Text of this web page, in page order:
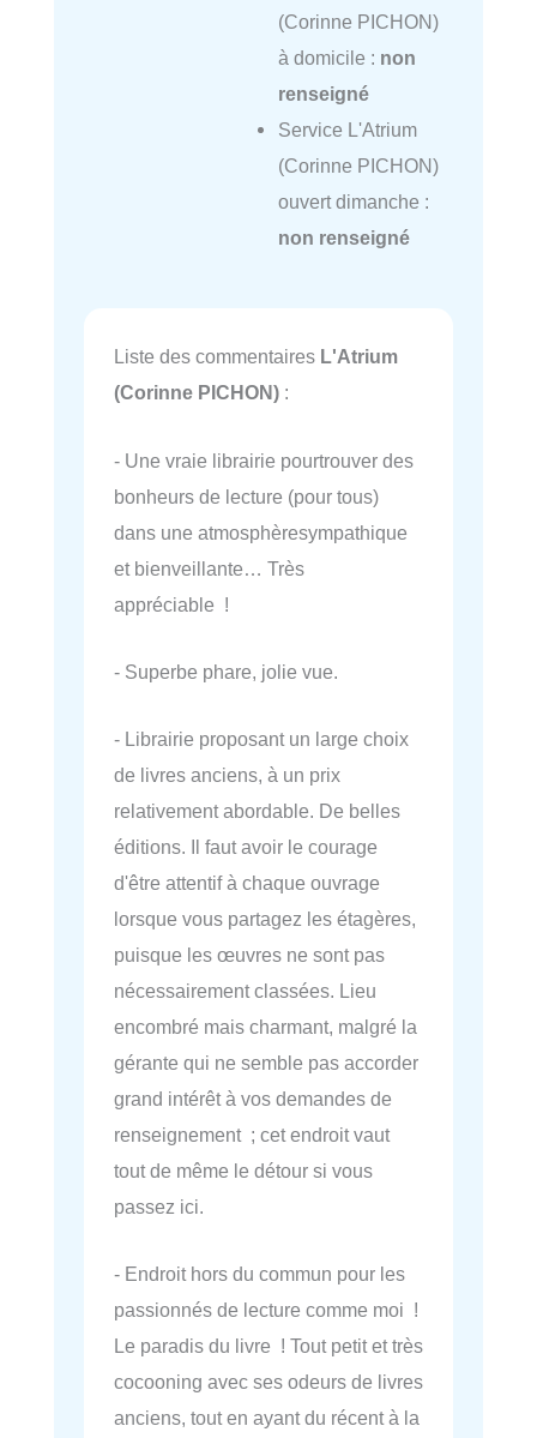
(Corinne PICHON)
à domicile : non
renseigné
Service L'Atrium
(Corinne PICHON)
ouvert dimanche :
non renseigné
Liste des commentaires L'Atrium
(Corinne PICHON) :
- Une vraie librairie pourtrouver des
bonheurs de lecture (pour tous)
dans une atmosphèresympathique
et bienveillante… Très
appréciable !
- Superbe phare, jolie vue.
- Librairie proposant un large choix
de livres anciens, à un prix
relativement abordable. De belles
éditions. Il faut avoir le courage
d'être attentif à chaque ouvrage
lorsque vous partagez les étagères,
puisque les œuvres ne sont pas
nécessairement classées. Lieu
encombré mais charmant, malgré la
gérante qui ne semble pas accorder
grand intérêt à vos demandes de
renseignement ; cet endroit vaut
tout de même le détour si vous
passez ici.
- Endroit hors du commun pour les
passionnés de lecture comme moi !
Le paradis du livre ! Tout petit et très
cocooning avec ses odeurs de livres
anciens, tout en ayant du récent à la